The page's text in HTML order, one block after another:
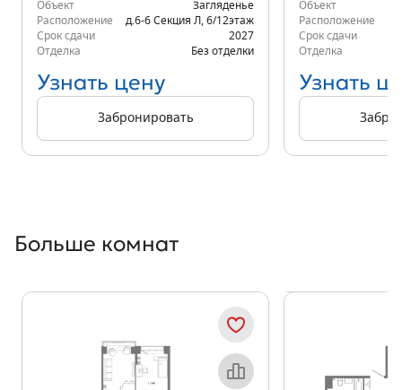
Объект
Загляденье
Расположение
д.6-6 Секция Л 6/12этаж
Срок сдачи
2027
Отделка
Без отделки
Узнать цену
Забронировать
Объект
Расположение
Срок сдачи
Отделка
Узнать
Больше комнат